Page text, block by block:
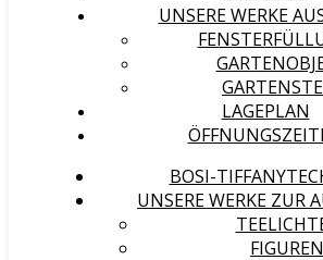
UNSERE WERKE
LAGEPLAN
BOSI-
UNSERE WERKE ZUR
FIGUREN